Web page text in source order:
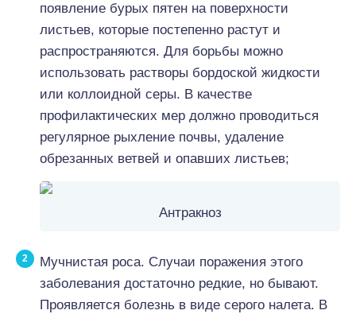
появление бурых пятен на поверхности
листьев, которые постепенно растут и
распространяются. Для борьбы можно
использовать растворы бордоской жидкости
или коллоидной серы. В качестве
профилактических мер должно проводиться
регулярное рыхление почвы, удаление
обрезанных ветвей и опавших листьев;
Антракноз
Мучнистая роса. Случаи поражения этого
заболевания достаточно редкие, но бывают.
Проявляется болезнь в виде серого налета. В